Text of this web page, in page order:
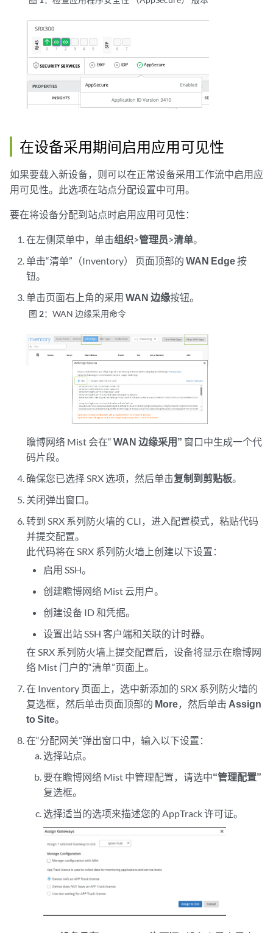
在设备采用期间启用应用可见性
如果要载入新设备，则可以在正常设备采用工作流中启用应
用可见性。此选项在站点分配设置中可用。
要在将设备分配到站点时启用应用可见性：
在左侧菜单中，单击组织>管理员>清单。
单击“清单”（Inventory） 页面顶部的WAN Edge按
钮。
单击页面右上角的采用WAN 边缘按钮。
图 2：WAN 边缘采用命令
瞻博网络 Mist 会在“WAN 边缘采用” 窗口中生成一个代
码片段。
确保您已选择 SRX 选项，然后单击复制到剪贴板。
关闭弹出窗口。
转到 SRX 系列防火墙的 CLI，进入配置模式，粘贴代码
并提交配置。
此代码将在 SRX 系列防火墙上创建以下设置：
启用 SSH。
创建瞻博网络 Mist 云用户。
创建设备 ID 和凭据。
设置出站 SSH 客户端和关联的计时器。
在 SRX 系列防火墙上提交配置后，设备将显示在瞻博网
络 Mist 门户的“清单”页面上。
在 Inventory 页面上，选中新添加的 SRX 系列防火墙的
复选框，然后单击页面顶部的 More，然后单击 Assign
to Site。
在“分配网关”弹出窗口中，输入以下设置：
选择站点。
要在瞻博网络 Mist 中管理配置，请选中“管理配置”
复选框。
选择适当的选项来描述您的 AppTrack 许可证。